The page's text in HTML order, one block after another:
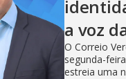
a voz
O Correio
segunda-
estreia uma